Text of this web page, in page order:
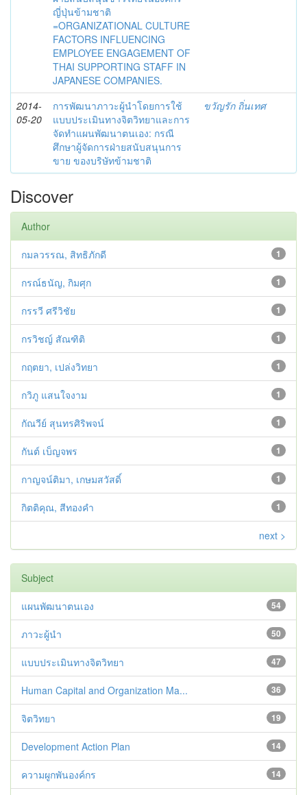
ญี่ปุ่นข้ามชาติ
=ORGANIZATIONAL CULTURE
FACTORS INFLUENCING
EMPLOYEE ENGAGEMENT OF
THAI SUPPORTING STAFF IN
JAPANESE COMPANIES.
2014-
05-20
การพัฒนาภาวะผู้นำโดยการใช้
แบบประเมินทางจิตวิทยาและการ
จัดทำแผนพัฒนาตนเอง: กรณี
ศึกษาผู้จัดการฝ่ายสนับสนุนการ
ขาย ของบริษัทข้ามชาติ
ขวัญรัก ถิ่นเทศ
Discover
Author
1
กมลวรรณ, สิทธิภักดี
1
กรณ์ธนัญ, กิมศุก
1
กรรวี ศรีวิชัย
1
กรวิชญ์ สัณฑิติ
1
กฤตยา, เปล่งวิทยา
1
กวิภู แสนใจงาม
1
กัณวีย์ สุนทรศิริพจน์
1
กันต์ เบ็ญจพร
1
กาญจน์ติมา, เกษมสวัสดิ์
1
กิตติคุณ, สีทองคำ
next >
Subject
54
แผนพัฒนาตนเอง
50
ภาวะผู้นำ
47
แบบประเมินทางจิตวิทยา
36
Human Capital and Organization Ma...
19
จิตวิทยา
14
Development Action Plan
14
ความผูกพันองค์กร